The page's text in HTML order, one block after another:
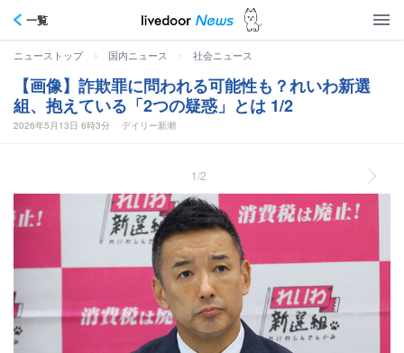
一覧
ニューストップ > 国内ニュース > 社会ニュース
【画像】詐欺罪に問われる可能性も？れいわ新選
組、抱えている「2つの疑惑」とは 1/2
2026年5月13日 6時3分 デイリー新潮
1/2